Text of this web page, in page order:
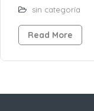
sin categoría
Read More